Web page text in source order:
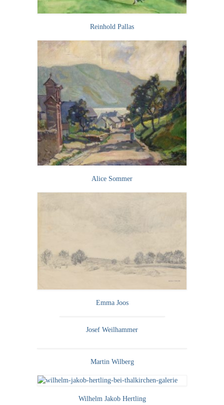
Expressiver Realismus
Abstraktion
Industrie & Arbeit
Mediterrane Landschaft
Norddeutsche Landschaften
Süddeutsche Landschaft
Selbstbildnisse
Themenflyer: Trügerische Idyllen
Themenflyer: Buch und Schrift in der Kunst
Themenflyer: Sehnsucht Süden
Themenflyer: Richild Holt
Themenflyer: Michel Wagner
Weitere Themenflyer
Reinhold Pallas
Alice Sommer
Emma Joos
Josef Weilhammer
Martin Wilberg
Wilhelm Jakob Hertling